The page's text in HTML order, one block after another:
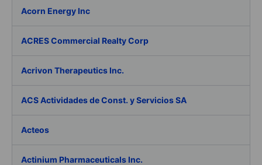
Acorn Energy Inc
ACRES Commercial Realty Corp
Acrivon Therapeutics Inc.
ACS Actividades de Const. y Servicios SA
Acteos
Actinium Pharmaceuticals Inc.